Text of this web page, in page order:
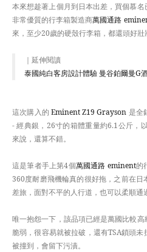
本來想趁著上個月到日本出差，買個慕
非常優質的行李箱製造商萬國通路
來，至少20歲的硬殼行李箱，都還頭好壯
｜延伸閱讀
泰國純白客房設計體驗 曼谷鉑爾曼
這次購入的Eminent Z19 Grayson 是全
- 經典銀，26寸的箱體重量約6.1公斤，
來說，還算不錯。
這是筆者手上第4個萬國通路 eminent的
360度耐磨飛機輪真的很好拖，之前在
差旅，面對不平的人行道，也可以柔順通
唯一抱怨一下，該品項已經是萬國比較
脆弱，很容易就被拉破，還有TSA鎖頭
被撞到，會留下污漬。